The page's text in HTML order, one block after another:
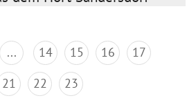
... 14 15 16
17
21 22 23